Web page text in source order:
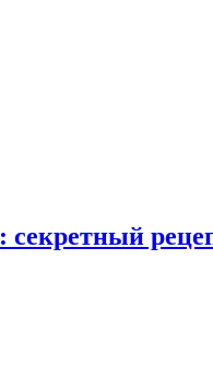
секретный